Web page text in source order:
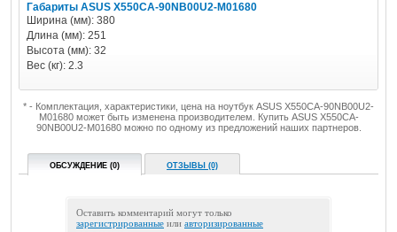
Габариты ASUS X550CA-90NB00U2-M01680
Ширина (мм): 380
Длина (мм): 251
Высота (мм): 32
Вес (кг): 2.3
* - Комплектация, характеристики, цена на ноутбук ASUS X550CA-90NB00U2-
M01680 может быть изменена производителем. Купить ASUS X550CA-
90NB00U2-M01680 можно по одному из предложений наших партнеров.
ОБСУЖДЕНИЕ (0) ОТЗЫВЫ (0)
Оставить комментарий могут только
зарегистрированные или авторизированные